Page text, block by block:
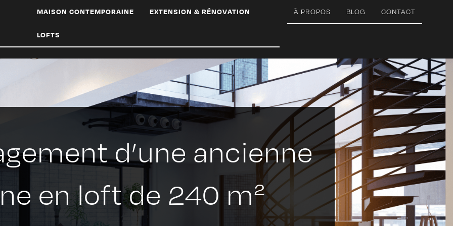
MAISON CONTEMPORAINE EXTENSION & RÉNOVATION
LOFTS
À PROPOS BLOG CONTACT
d’une ancienne
en loft de 240 m²